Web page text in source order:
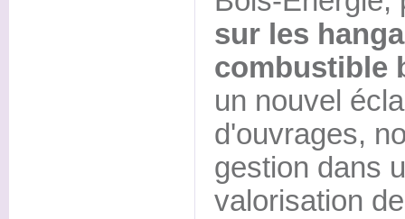
sur les
combustible
un nouvel
d'ouvrages,
gestion dans
valorisation